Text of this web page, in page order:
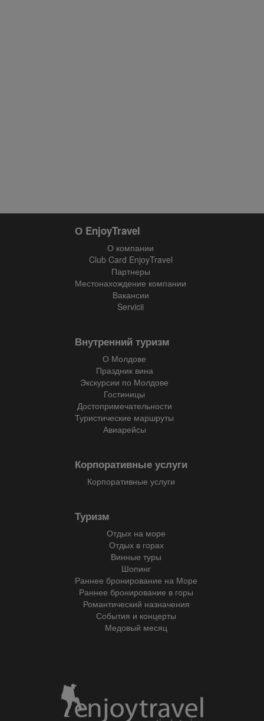
О EnjoyTravel
О компании
Club Card EnjoyTravel
Партнеры
Местонахождение компании
Вакансии
Servicii
Внутренний туризм
О Молдове
Праздник вина
Экскурсии по Молдове
Гостиницы
Достопримечательности
Туристические маршруты
Авиарейсы
Корпоративные услуги
Корпоративные услуги
Туризм
Отдых на море
Отдых в горах
Винные туры
Шопинг
Раннее бронирование на Море
Раннее бронирование в горы
Романтический назначения
События и концерты
Медовый месяц